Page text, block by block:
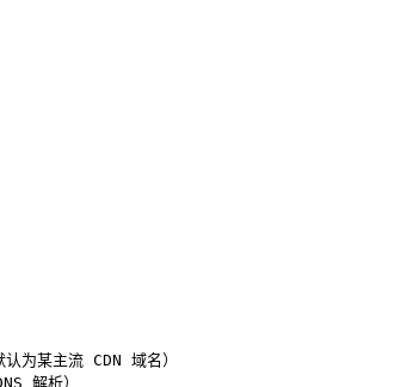
某主流 CDN 域名）
解析）